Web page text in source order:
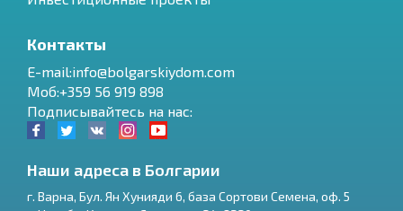
Контакты
E-mail:info@bolgarskiydom.com
Моб:+359 56 919 898
Подписывайтесь на нас:
Наши адреса в Болгарии
г. Варна, Бул. Ян Хунияди 6, база Сортови Семена, оф. 5